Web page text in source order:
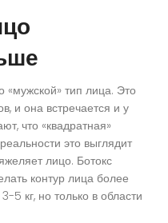
«мужской» тип лица. Это
и она встречается и у
что «квадратная»
это выглядит
лицо. Ботокс
контур лица более
5 кг, но только в области